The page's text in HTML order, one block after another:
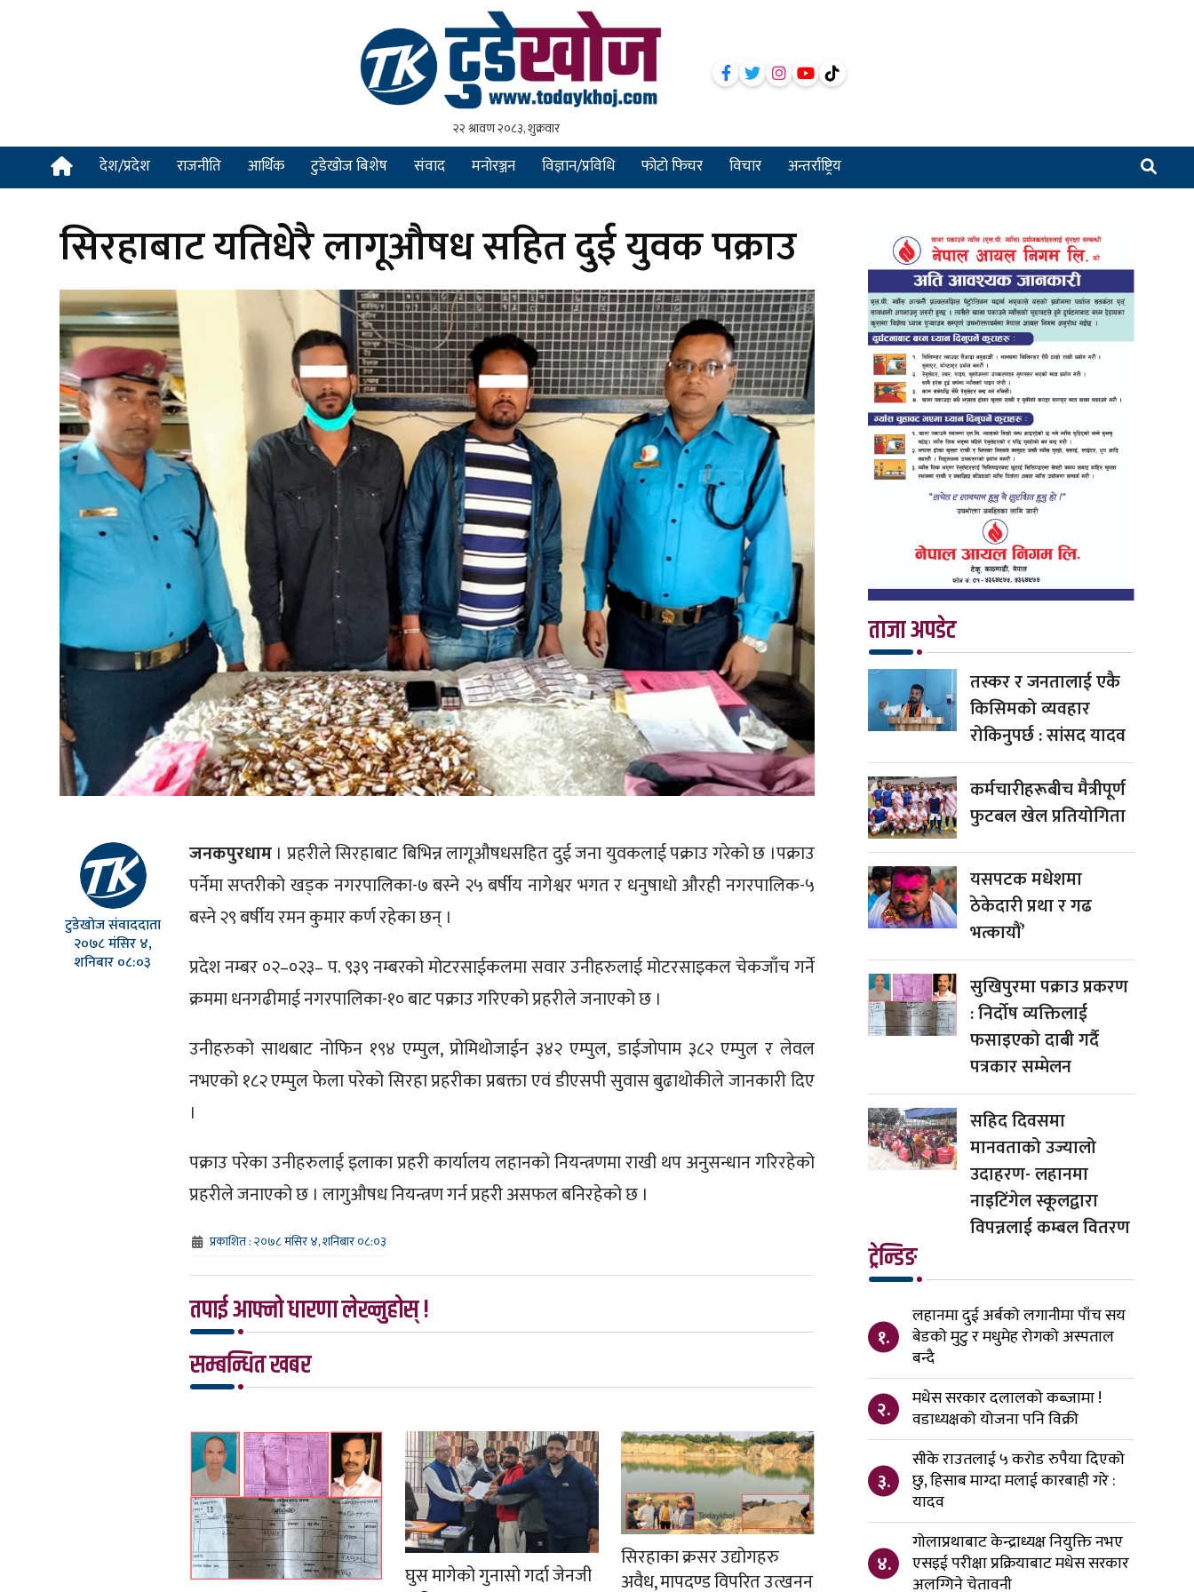
देश/प्रदेश राजनीति आर्थिक टुडेखोज बिशेष संवाद मनोरञ्जन विज्ञान/प्रविधि फोटो फिचर विचार अन्तर्राष्ट्रिय
सिरहाबाट यतिधेरै लागूऔषध सहित दुई युवक पक्राउ
टुडेखोज संवाददाता
२०७८ मंसिर ४,
शनिबार ०८:०३
जनकपुरधाम। प्रहरीले सिरहाबाट बिभिन्न लागूऔषधसहित दुई जना युवकलाई पक्राउ गरेको छ ।पक्राउ
पर्नेमा सप्तरीको खड्क नगरपालिका-७ बस्ने २५ बर्षीय नागेश्वर भगत र धनुषाधो औरही नगरपालिक-५
बस्ने २९ बर्षीय रमन कुमार कर्ण रहेका छन् ।
प्रदेश नम्बर ०२–०२३– प. ९३९ नम्बरको मोटरसाईकलमा सवार उनीहरुलाई मोटरसाइकल चेकजाँच गर्ने
क्रममा धनगढीमाई नगरपालिका-१० बाट पक्राउ गरिएको प्रहरीले जनाएको छ ।
उनीहरुको साथबाट नोफिन १९४ एम्पुल, प्रोमिथोजाईन ३४२ एम्पुल, डाईजोपाम ३८२ एम्पुल र लेवल
नभएको १८२ एम्पुल फेला परेको सिरहा प्रहरीका प्रबक्ता एवं डीएसपी सुवास बुढाथोकीले जानकारी दिए
।
पक्राउ परेका उनीहरुलाई इलाका प्रहरी कार्यालय लहानको नियन्त्रणमा राखी थप अनुसन्धान गरिरहेको
प्रहरीले जनाएको छ । लागुऔषध नियन्त्रण गर्न प्रहरी असफल बनिरहेको छ ।
प्रकाशित : २०७८ मंसिर ४, शनिबार ०८:०३
तपाई आफ्नो धारणा लेख्नुहोस् !
सम्बन्धित खबर
घुस मागेको गुनासो गर्दा जेनजी
सिरहाका क्रसर उद्योगहरु
अवैध, मापदण्ड विपरित उत्खनन
ताजा अपडेट
तस्कर र जनतालाई एकै
किसिमको व्यवहार
रोकिनुपर्छ : सांसद यादव
कर्मचारीहरूबीच मैत्रीपूर्ण
फुटबल खेल प्रतियोगिता
यसपटक मधेशमा
ठेकेदारी प्रथा र गढ
भत्कायौं’
सुखिपुरमा पक्राउ प्रकरण
: निर्दोष व्यक्तिलाई
फसाइएको दाबी गर्दै
पत्रकार सम्मेलन
सहिद दिवसमा
मानवताको उज्यालो
उदाहरण- लहानमा
नाइटिंगेल स्कूलद्वारा
विपन्नलाई कम्बल वितरण
ट्रेन्डिङ
१.
लहानमा दुई अर्बको लगानीमा पाँच सय
बेडको मुटु र मधुमेह रोगको अस्पताल
बन्दै
२.
मधेस सरकार दलालको कब्जामा !
वडाध्यक्षको योजना पनि विक्री
३.
सीके राउतलाई ५ करोड रुपैया दिएको
छु, हिसाब माग्दा मलाई कारबाही गरे :
यादव
४.
गोलाप्रथाबाट केन्द्राध्यक्ष नियुक्ति नभए
एसइई परीक्षा प्रक्रियाबाट मधेस सरकार
अलग्गिने चेतावनी